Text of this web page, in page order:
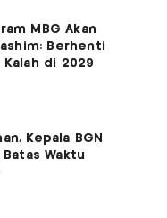
MBG Akan
Berhenti
Kalah di 2029
Kepala BGN
Waktu